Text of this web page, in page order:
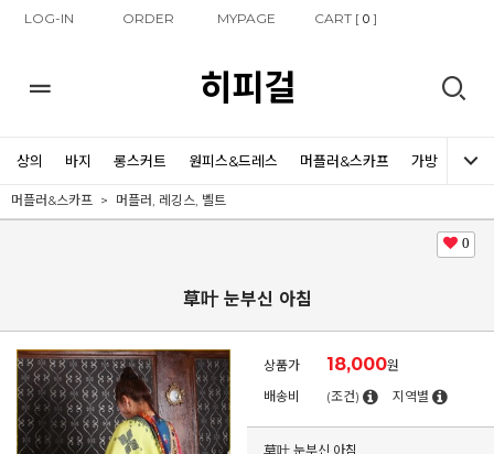
LOG-IN ORDER MYPAGE CART [0 ]
히피걸
상의 바지 롱스커트 원피스&드레스 머플러&스카프 가방 신발
머플러&스카프 머플러, 레깅스, 벨트
0
草叶 눈부신 아침
상품가 18,000원
배송비
(조건) 지역별
草叶 눈부신 아침